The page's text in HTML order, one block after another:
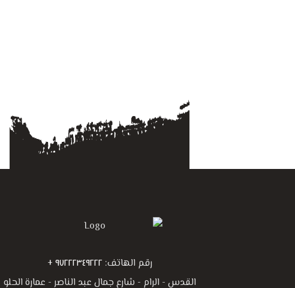
رقم الهاتف: ٩٧٢٢٢٣٤٩٢٢٢ +
القدس - الرام - شارع جمال عبد الناصر - عمارة الحلو